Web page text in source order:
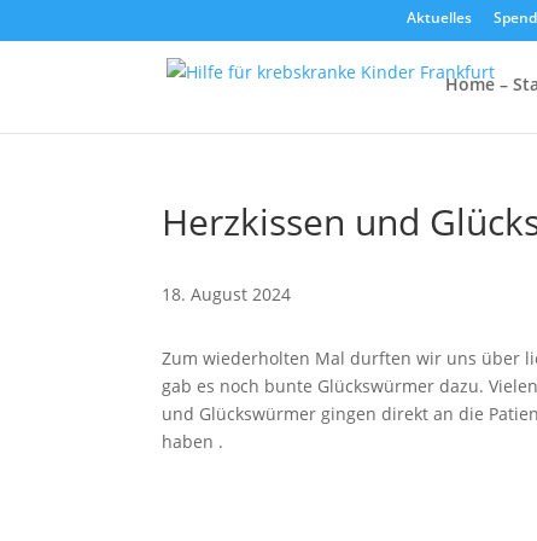
Aktuelles
Home –
Herzkissen und
18. August 2024
Zum wiederholten Mal durften wir uns über
gab es noch bunte Glückswürmer dazu.
und Glückswürmer gingen direkt an die
haben .